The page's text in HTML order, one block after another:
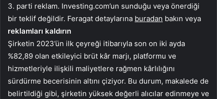
3. parti reklam. Investing.com’un sunduğu veya önerdiği
bir teklif değildir. Feragat detaylarına buradan bakın veya
reklamları kaldırın
Şirketin 2023’ün ilk çeyreği itibarıyla son on iki ayda
%82,89 olan etkileyici brüt kâr marjı, platformu ve
hizmetleriyle ilişkili maliyetlere rağmen kârlılığını
sürdürme becerisinin altını çiziyor. Bu durum, makalede de
belirtildiği gibi, şirketin yüksek değerli alıcılar edinmeye ve